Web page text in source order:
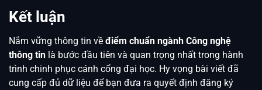
Kết luận
Nắm vững thông tin về điểm chuẩn ngành Công nghệ
thông tin là bước đầu tiên và quan trọng nhất trong hành
trình chinh phục cánh cổng đại học. Hy vọng bài viết đã
cung cấp đủ dữ liệu để bạn đưa ra quyết định đăng ký